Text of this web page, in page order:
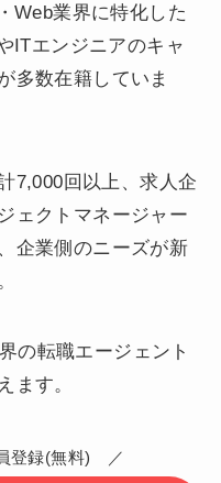
Web業界に特化した
ITエンジニアのキャ
多数在籍していま
7,000回以上、求人企
ェクトマネージャー
企業側のニーズが新
の転職エージェント
ます。
登録(無料) ／